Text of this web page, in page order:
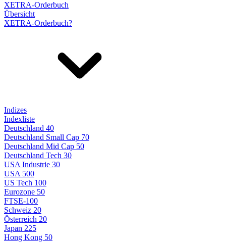
XETRA-Orderbuch
Übersicht
XETRA-Orderbuch?
Indizes
Indexliste
Deutschland 40
Deutschland Small Cap 70
Deutschland Mid Cap 50
Deutschland Tech 30
USA Industrie 30
USA 500
US Tech 100
Eurozone 50
FTSE-100
Schweiz 20
Österreich 20
Japan 225
Hong Kong 50